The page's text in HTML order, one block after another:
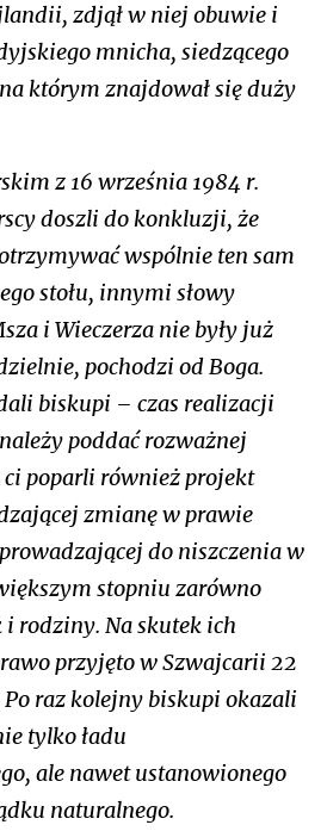
zdjął w niej obuwie i
mnicha, siedzącego
którym znajdował się duży
z 16 września 1984 r.
doszli do konkluzji, że
wspólnie ten sam
stołu, innymi słowy
i Wieczerza nie były już
pochodzi od Boga.
biskupi – czas realizacji
poddać rozważnej
ci poparli również projekt
zmianę w prawie
do niszczenia w
stopniu zarówno
i rodziny. Na skutek ich
przyjęto w Szwajcarii 22
raz kolejny biskupi okazali
tylko ładu
ale nawet ustanowionego
naturalnego.